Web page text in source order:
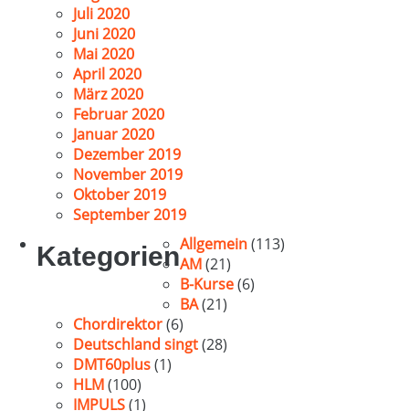
Juli 2020
Juni 2020
Mai 2020
April 2020
März 2020
Februar 2020
Januar 2020
Dezember 2019
November 2019
Oktober 2019
September 2019
KategorienAllgemein(113)
AM(21)
B-Kurse(6)
BA(21)
Chordirektor(6)
Deutschland singt(28)
DMT60plus(1)
HLM(100)
IMPULS(1)